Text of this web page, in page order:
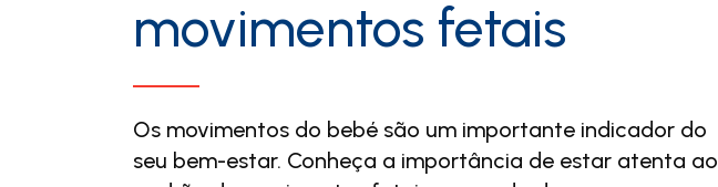
movimentos fetais
Os movimentos do bebé são um importante indicador do
seu bem-estar. Conheça a importância de estar atenta ao